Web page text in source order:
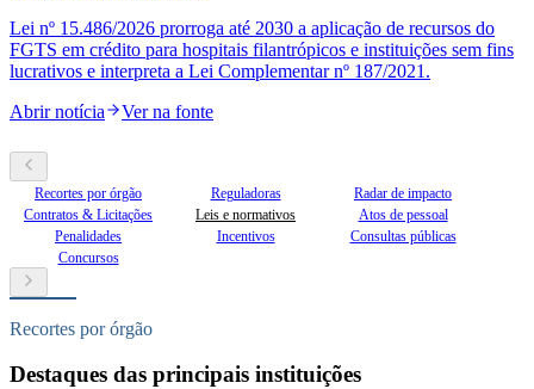
Lei nº 15.486/2026 prorroga até 2030 a aplicação de recursos do
FGTS em crédito para hospitais filantrópicos e instituições sem fins
lucrativos e interpreta a Lei Complementar nº 187/2021.
Abrir notícia
Ver na fonte
Recortes por órgão Reguladoras
Radar de impacto
Contratos & Licitações
Leis e normativos
Atos de pessoal
Penalidades
Incentivos
Consultas públicas
Concursos
Recortes por órgão
Destaques das principais instituições